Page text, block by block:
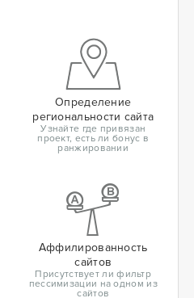
Определение
региональности сайта
Узнайте где привязан
проект, есть ли бонус в
ранжировании
Аффилированность
сайтов
Присутствует ли фильтр
пессимизации на одном из
сайтов